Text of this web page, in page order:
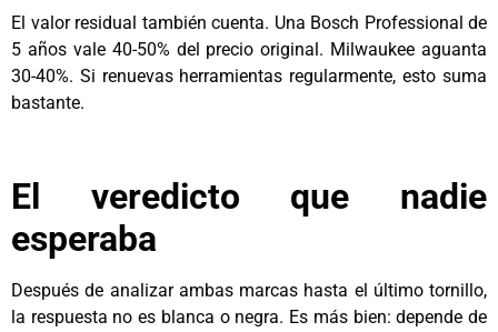
El valor residual también cuenta. Una Bosch Professional de
5 años vale 40-50% del precio original. Milwaukee aguanta
30-40%. Si renuevas herramientas regularmente, esto suma
bastante.
El veredicto que nadie
esperaba
Después de analizar ambas marcas hasta el último tornillo,
la respuesta no es blanca o negra. Es más bien: depende de